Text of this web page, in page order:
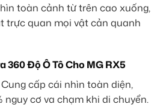
toàn cảnh từ trên cao xuống,
trực quan mọi vật cản quanh
360 Độ Ô Tô Cho MG RX5
Cung cấp cái nhìn toàn diện,
nguy cơ va chạm khi di chuyển.